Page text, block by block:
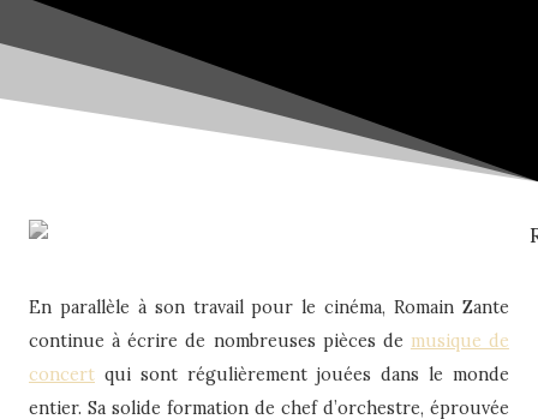
En parallèle à son travail pour le cinéma, Romain Zante
continue à écrire de nombreuses pièces de musique de
concert qui sont régulièrement jouées dans le monde
entier. Sa solide formation de chef d’orchestre, éprouvée